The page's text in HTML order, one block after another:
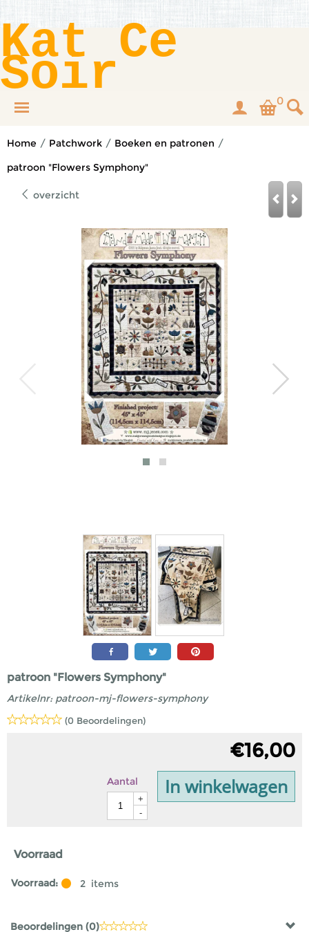
Kat Ce
Soir 0
Home / Patchwork / Boeken en patronen /
patroon "Flowers Symphony"
overzicht
patroon "Flowers Symphony"
Artikelnr: patroon-mj-flowers-symphony
(0 Beoordelingen)
€16,00
Aantal
+
-
In winkelwagen
Voorraad
Voorraad: 2 items
Beoordelingen (0)